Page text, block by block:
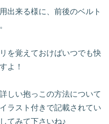
出来る様に、前後のベルト
を覚えておけばいつでも快
よ！
しい抱っこの方法について
ラスト付きで記載されてい
てみて下さいね♪